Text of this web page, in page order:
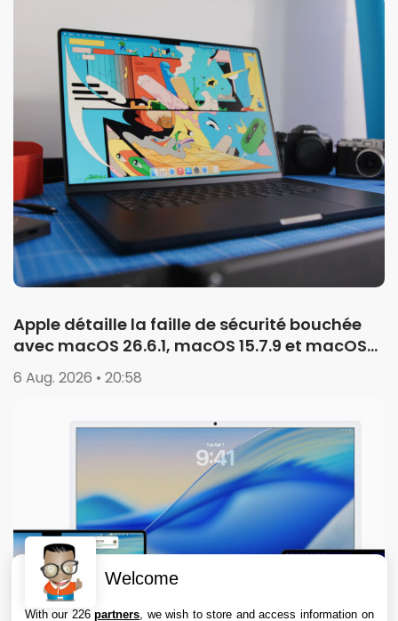
Apple détaille la faille de sécurité bouchée
avec macOS 26.6.1, macOS 15.7.9 et macOS
14.8.9
6 Aug. 2026 • 20:58
Welcome
With our 226partners , we wish to store and access information on